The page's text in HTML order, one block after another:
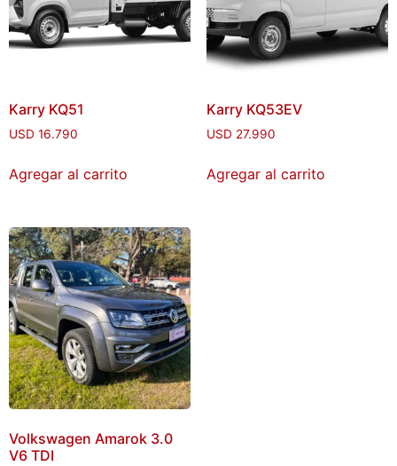
Karry KQ51
USD 16.790
Agregar al carrito
Karry KQ53EV
USD 27.990
Agregar al carrito
Volkswagen Amarok 3.0
V6 TDI